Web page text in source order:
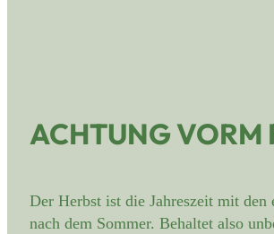
ACHTUNG VORM
Der Herbst ist die Jahreszeit mit den
nach dem Sommer. Behaltet also